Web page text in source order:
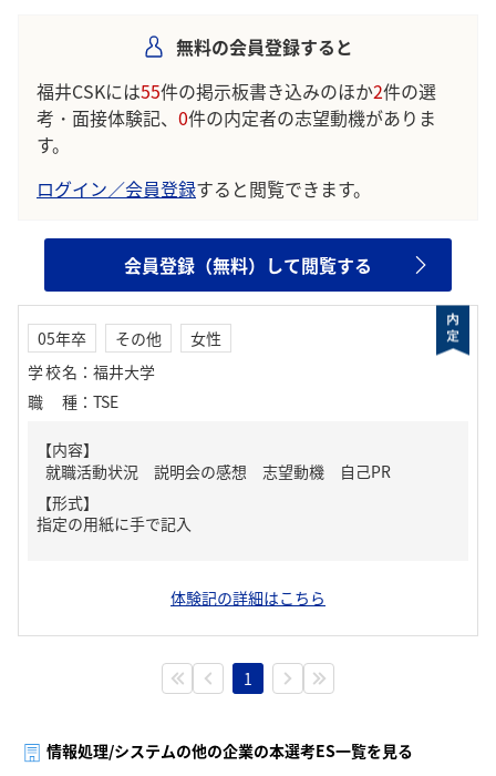
無料の会員登録すると
福井CSKには55件の掲示板書き込みのほか2件の選
考・面接体験記、 0件の内定者の志望動機がありま
す。
ログイン／会員登録すると閲覧できます。
会員登録（無料）して閲覧する
05年卒 その他
女性
学校名 ： 福井大学
職種 ： TSE
【内容】
就職活動状況 説明会の感想 志望動機 自己PR
【形式】
指定の用紙に手で記入
体験記の詳細はこちら
1
情報処理/システムの他の企業の本選考ES一覧を見る